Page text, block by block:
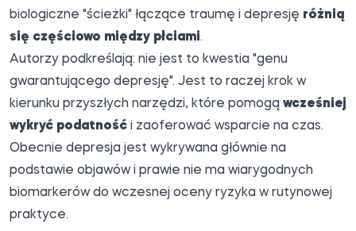
biologiczne "ścieżki" łączące traumę i depresję różnią
się częściowo między płciami.
Autorzy podkreślają: nie jest to kwestia "genu
gwarantującego depresję". Jest to raczej krok w
kierunku przyszłych narzędzi, które pomogą wcześniej
wykryć podatność i zaoferować wsparcie na czas.
Obecnie depresja jest wykrywana głównie na
podstawie objawów i prawie nie ma wiarygodnych
biomarkerów do wczesnej oceny ryzyka w rutynowej
praktyce.